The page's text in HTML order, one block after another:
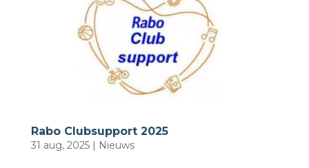
Rabo Clubsupport 2025
31 aug, 2025| Nieuws